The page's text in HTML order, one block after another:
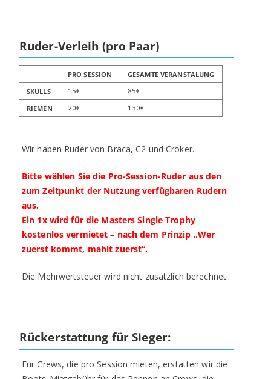
Ruder-Verleih (pro Paar)
PRO SESSION
GESAMTE VERANSTALUNG
SKULLS
15€
85€
RIEMEN
20€ 130€
Wir haben Ruder von Braca, C2 und Croker.
Bitte wählen Sie die Pro-Session-Ruder aus den
zum Zeitpunkt der Nutzung verfügbaren Rudern
aus.
Ein 1x wird für die Masters Single Trophy
kostenlos vermietet – nach dem Prinzip „Wer
zuerst kommt, mahlt zuerst“.
Die Mehrwertsteuer wird nicht zusätzlich berechnet.
Rückerstattung für Sieger:
Für Crews, die pro Session mieten, erstatten wir die